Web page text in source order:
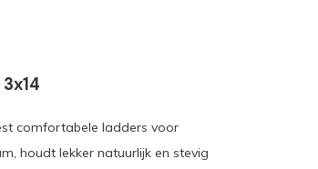
comfortabele ladders voor
houdt lekker natuurlijk en stevig